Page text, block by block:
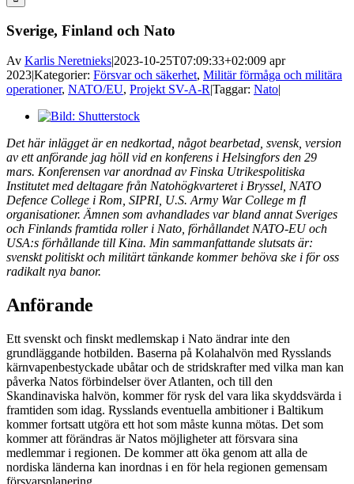
Sverige, Finland och Nato
Av Karlis Neretnieks|2023-10-25T07:09:33+02:009 apr
2023|Kategorier: Försvar och säkerhet, Militär förmåga och militära
operationer, NATO/EU, Projekt SV-A-R|Taggar: Nato|
Visa
bild
Det här inlägget är en nedkortad, något bearbetad, svensk, version
av ett anförande jag höll vid en konferens i Helsingfors den 29
mars. Konferensen var anordnad av Finska Utrikespolitiska
Institutet med deltagare från Natohögkvarteret i Bryssel, NATO
Defence College i Rom, SIPRI, U.S. Army War College m fl
organisationer. Ämnen som avhandlades var bland annat Sveriges
och Finlands framtida roller i Nato, förhållandet NATO-EU och
USA:s förhållande till Kina. Min sammanfattande slutsats är:
svenskt politiskt och militärt tänkande kommer behöva ske i för oss
radikalt nya banor.
Anförande
Ett svenskt och finskt medlemskap i Nato ändrar inte den
grundläggande hotbilden. Baserna på Kolahalvön med Rysslands
kärnvapenbestyckade ubåtar och de stridskrafter med vilka man kan
påverka Natos förbindelser över Atlanten, och till den
Skandinaviska halvön, kommer för rysk del vara lika skyddsvärda i
framtiden som idag. Rysslands eventuella ambitioner i Baltikum
kommer fortsatt utgöra ett hot som måste kunna mötas. Det som
kommer att förändras är Natos möjligheter att försvara sina
medlemmar i regionen. De kommer att öka genom att alla de
nordiska länderna kan inordnas i en för hela regionen gemensam